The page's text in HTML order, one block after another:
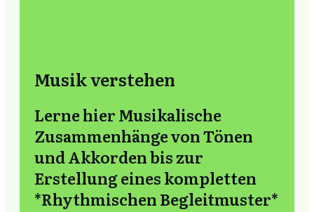
Musik verstehen
Lerne hier Musikalische
Zusammenhänge von Tönen
und Akkorden bis zur
Erstellung eines kompletten
*Rhythmischen Begleitmuster*